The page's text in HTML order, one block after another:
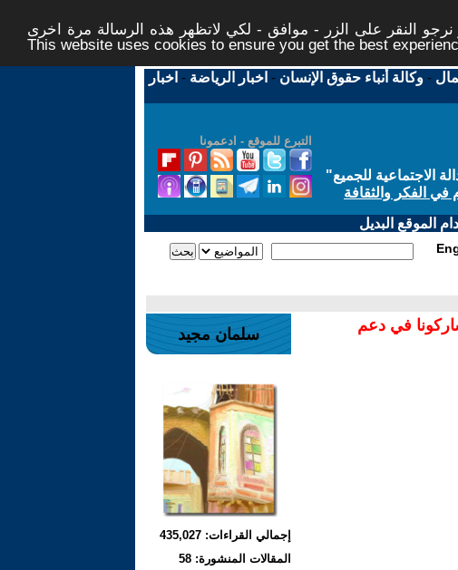
النقر على الزر - موافق - لكي لاتظهر هذه الرسالة مرة اخرى -
This website uses cookies to ensure you get the best
-وكالة أنباء حقوق الإنسان - اخبار الرياضة - اخبار
التبرع للموقع - ادعمونا
الاجتماعية للجميع"
في الفكر والثقافة
الموقع البديل
في دعم
سلمان مجيد
إجمالي القراءات: 435,027
المقالات المنشورة: 58